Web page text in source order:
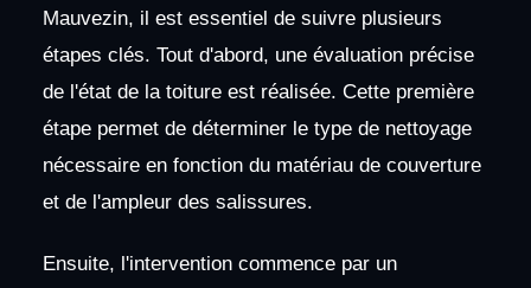
Mauvezin, il est essentiel de suivre plusieurs
étapes clés. Tout d'abord, une évaluation précise
de l'état de la toiture est réalisée. Cette première
étape permet de déterminer le type de nettoyage
nécessaire en fonction du matériau de couverture
et de l'ampleur des salissures.
Ensuite, l'intervention commence par un